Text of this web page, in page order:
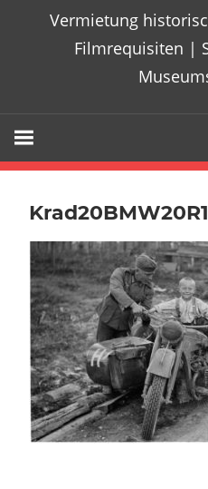
Vermietung
Filmrequisiten |